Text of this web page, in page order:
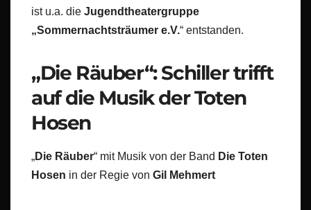
ist u.a. die Jugendtheatergruppe
„Sommernachtsträumer e.V.“ entstanden.
„Die Räuber“: Schiller trifft
auf die Musik der Toten
Hosen
„Die Räuber“ mit Musik von der Band Die Toten
Hosen in der Regie von Gil Mehmert